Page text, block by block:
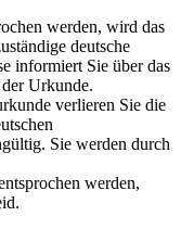
werden, wird das
deutsche
informiert Sie über das
Urkunde.
verlieren Sie die
Sie werden durch
werden,